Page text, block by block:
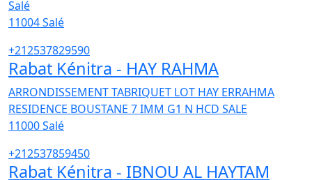
Salé
11004Salé
+212537829590
Rabat Kénitra - HAY RAHMA
ARRONDISSEMENT TABRIQUET LOT HAY ERRAHMA
RESIDENCE BOUSTANE 7 IMM G1 N HCD SALE
11000Salé
+212537859450
Rabat Kénitra - IBNOU AL HAYTAM